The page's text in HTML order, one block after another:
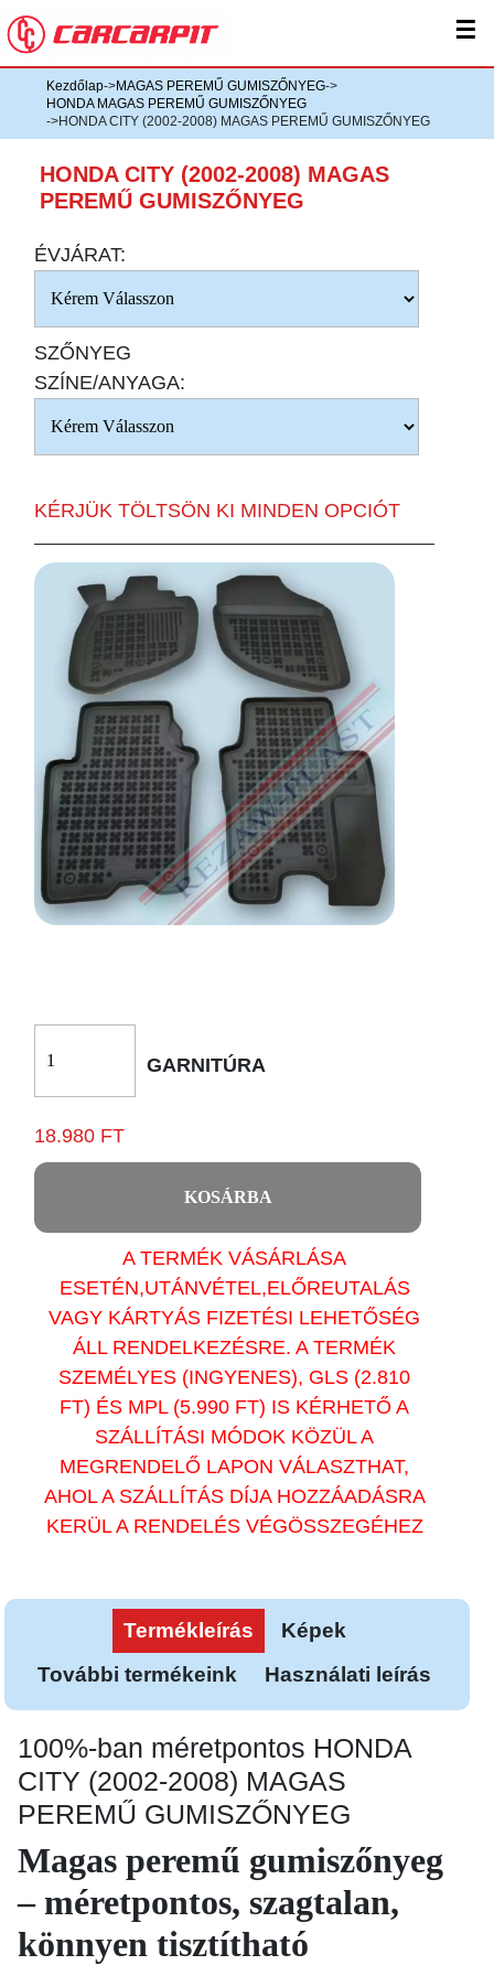
☰
Kezdőlap->MAGAS PEREMŰ GUMISZŐNYEG->
HONDA MAGAS PEREMŰ GUMISZŐNYEG
->HONDA CITY (2002-2008) MAGAS PEREMŰ GUMISZŐNYEG
HONDA CITY (2002-2008) MAGAS
PEREMŰ GUMISZŐNYEG
ÉVJÁRAT:
SZŐNYEG
SZÍNE/ANYAGA:
KÉRJÜK TÖLTSÖN KI MINDEN OPCIÓT
GARNITÚRA
18.980 FT
KOSÁRBA
A TERMÉK VÁSÁRLÁSA
ESETÉN,UTÁNVÉTEL,ELŐREUTALÁS
VAGY KÁRTYÁS FIZETÉSI LEHETŐSÉG
ÁLL RENDELKEZÉSRE. A TERMÉK
SZEMÉLYES (INGYENES), GLS (2.810
FT) ÉS MPL (5.990 FT) IS KÉRHETŐ A
SZÁLLÍTÁSI MÓDOK KÖZÜL A
MEGRENDELŐ LAPON VÁLASZTHAT,
AHOL A SZÁLLÍTÁS DÍJA HOZZÁADÁSRA
KERÜL A RENDELÉS VÉGÖSSZEGÉHEZ
Termékleírás
Képek
További termékeink
Használati leírás
100%-ban méretpontos HONDA
CITY (2002-2008) MAGAS
PEREMŰ GUMISZŐNYEG
Magas peremű gumiszőnyeg
– méretpontos, szagtalan,
könnyen tisztítható